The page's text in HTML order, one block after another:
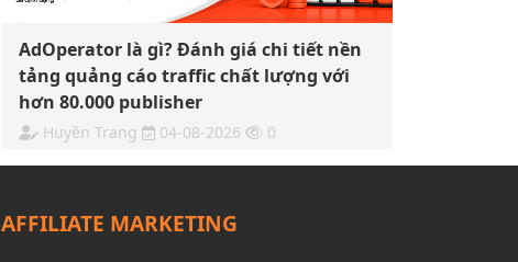
AdOperator là gì? Đánh giá chi tiết nền
tảng quảng cáo traffic chất lượng với
hơn 80.000 publisher
Huyền Trang 04-08-2026 0
AFFILIATE MARKETING